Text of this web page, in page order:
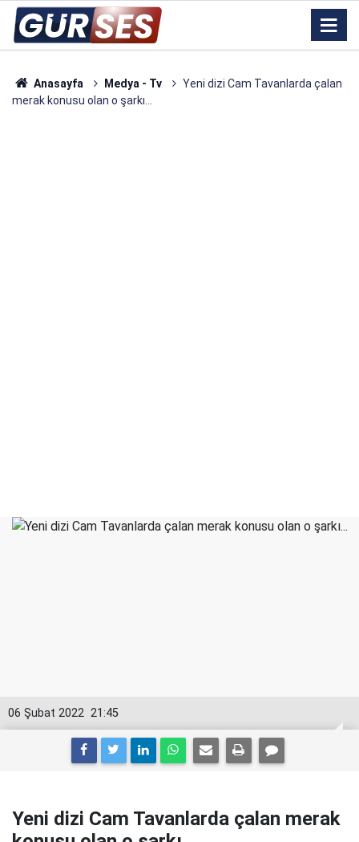
Anasayfa Medya - Tv
Yeni dizi Cam Tavanlarda çalan
merak konusu olan o şarkı...
21:45
06 Şubat 2022
Yeni dizi Cam Tavanlarda çalan merak